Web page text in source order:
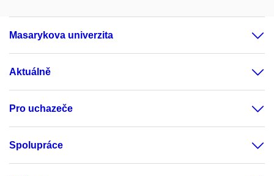
Masarykova univerzita
Aktuálně
Pro uchazeče
Spolupráce